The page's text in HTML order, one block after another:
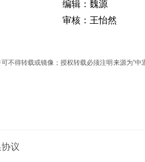
编辑：魏源
审核：王怡然
不得转载或镜像；授权转载必须注明来源为“中
议